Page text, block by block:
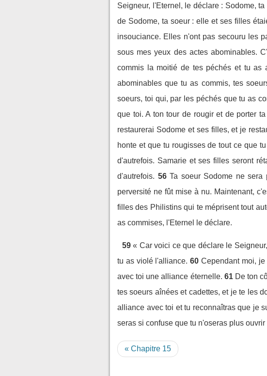
Seigneur, l'Eternel, le déclare : Sodome,
de Sodome, ta soeur : elle et ses filles
insouciance. Elles n'ont pas secouru les
sous mes yeux des actes abominables.
commis la moitié de tes péchés et tu as
abominables que tu as commis, tes
soeurs, toi qui, par les péchés que tu as
que toi. A ton tour de rougir et de porter
restaurerai Sodome et ses filles, et je
honte et que tu rougisses de tout ce que
d'autrefois. Samarie et ses filles seront
d'autrefois. 56 Ta soeur Sodome ne
perversité ne fût mise à nu. Maintenant,
filles des Philistins qui te méprisent tout
as commises, l'Eternel le déclare.
59 « Car voici ce que déclare le
tu as violé l'alliance. 60 Cependant moi,
avec toi une alliance éternelle. 61 De ton
tes soeurs aînées et cadettes, et je te les
alliance avec toi et tu reconnaîtras que je
seras si confuse que tu n'oseras plus
« Chapitre 15